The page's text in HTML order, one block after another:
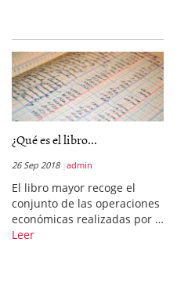
¿Qué es el libro...
26 Sep 2018 admin
El libro mayor recoge el
conjunto de las operaciones
económicas realizadas por …
Leer